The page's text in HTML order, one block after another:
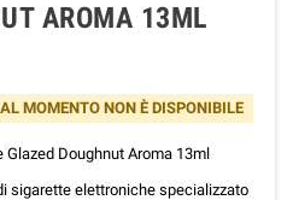
AROMA 13ML
MOMENTO NON È DISPONIBILE
Glazed Doughnut Aroma 13ml
sigarette elettroniche specializzato